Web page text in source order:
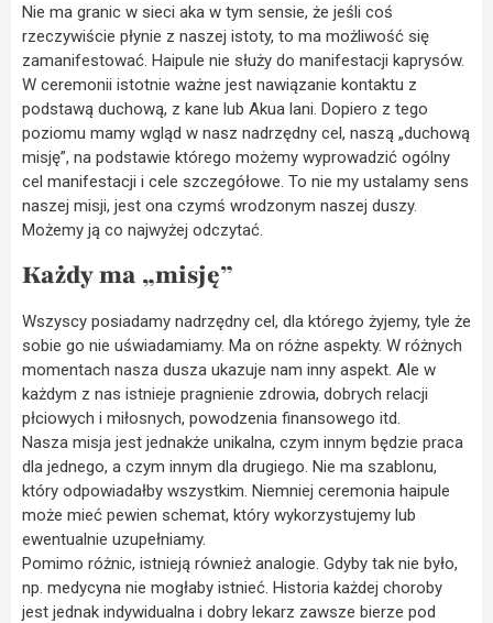
Nie ma granic w sieci aka w tym sensie, że jeśli coś
rzeczywiście płynie z naszej istoty, to ma możliwość się
zamanifestować. Haipule nie służy do manifestacji kaprysów.
W ceremonii istotnie ważne jest nawiązanie kontaktu z
podstawą duchową, z kane lub Akua lani. Dopiero z tego
poziomu mamy wgląd w nasz nadrzędny cel, naszą „duchową
misję”, na podstawie którego możemy wyprowadzić ogólny
cel manifestacji i cele szczegółowe. To nie my ustalamy sens
naszej misji, jest ona czymś wrodzonym naszej duszy.
Możemy ją co najwyżej odczytać.
Każdy ma „misję”
Wszyscy posiadamy nadrzędny cel, dla którego żyjemy, tyle że
sobie go nie uświadamiamy. Ma on różne aspekty. W różnych
momentach nasza dusza ukazuje nam inny aspekt. Ale w
każdym z nas istnieje pragnienie zdrowia, dobrych relacji
płciowych i miłosnych, powodzenia finansowego itd.
Nasza misja jest jednakże unikalna, czym innym będzie praca
dla jednego, a czym innym dla drugiego. Nie ma szablonu,
który odpowiadałby wszystkim. Niemniej ceremonia haipule
może mieć pewien schemat, który wykorzystujemy lub
ewentualnie uzupełniamy.
Pomimo różnic, istnieją również analogie. Gdyby tak nie było,
np. medycyna nie mogłaby istnieć. Historia każdej choroby
jest jednak indywidualna i dobry lekarz zawsze bierze pod